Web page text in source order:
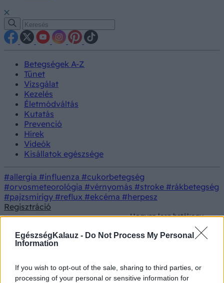
EgészségKalauz - Do Not Process My Personal
Information
If you wish to opt-out of the sale, sharing to third parties, or
processing of your personal or sensitive information for
Betegségek A-Z
Tünet
Vizsgálat
Kezelés
Életmódváltás
Kutatás
Prevenció
Hírek
Videók
Kisállatok egészsége
#allergia #influenza #cukorbetegség
#orvosmeteorológia #vérnyomás #stroke #rákbetegség
#pajzsmirigy #reflux #ekcéma #herpesz
Regisztráció
Hogyan lesz hatékony
gyógyszer?
daganatellenes gyógyszer?